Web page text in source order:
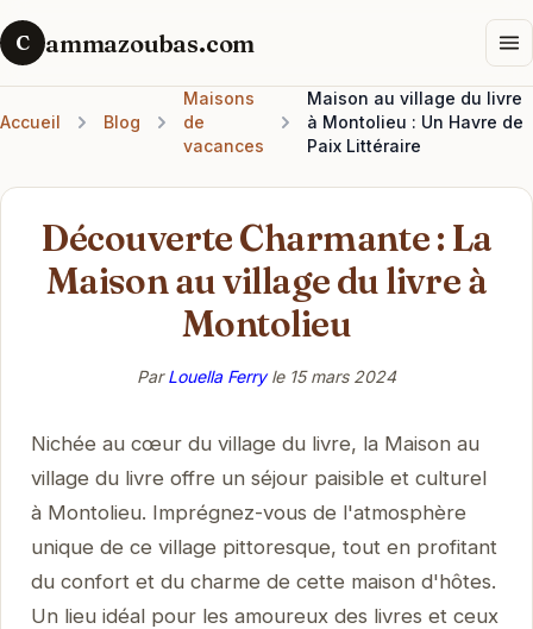
C ammazoubas.com
Accueil Blog
Maisons
de
vacances
Maison au village du livre
à Montolieu : Un Havre de
Paix Littéraire
Découverte Charmante : La
Maison au village du livre à
Montolieu
ParLouella Ferryle 15 mars 2024
Nichée au cœur du village du livre, la Maison au
village du livre offre un séjour paisible et culturel
à Montolieu. Imprégnez-vous de l'atmosphère
unique de ce village pittoresque, tout en profitant
du confort et du charme de cette maison d'hôtes.
Un lieu idéal pour les amoureux des livres et ceux